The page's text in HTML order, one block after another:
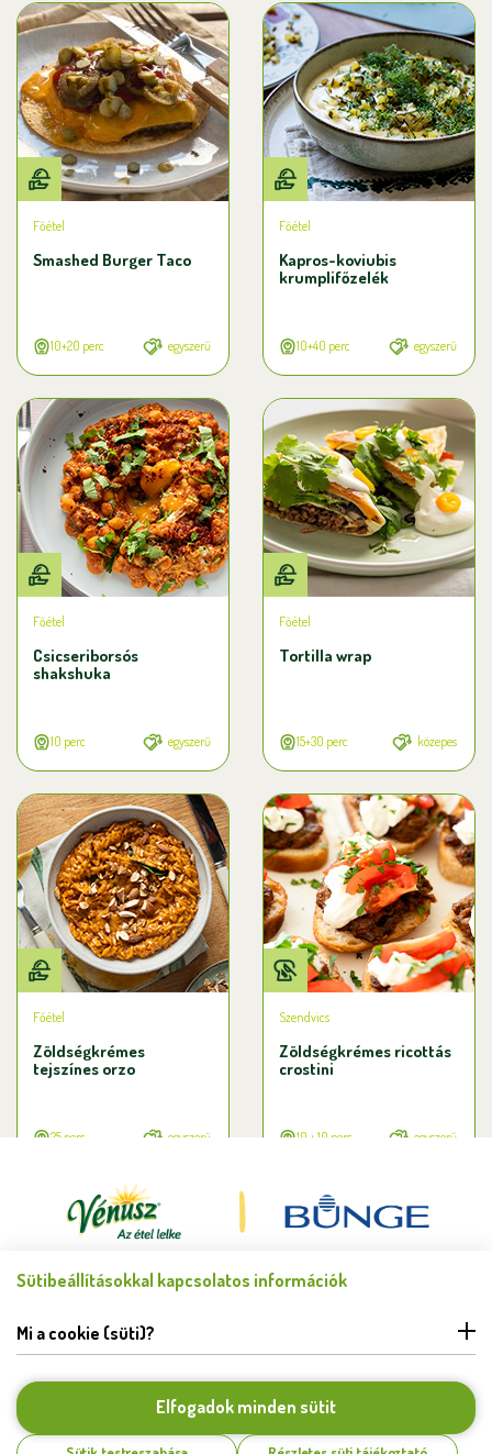
Sütibeállításokkal kapcsolatos információk
Mi a cookie (süti)?
Elfogadok minden sütit
Főétel
Smashed Burger Taco
10+20 perc egyszerű
Főétel
Kapros-koviubis
krumplifőzelék
10+40 perc egyszerű
Főétel
Csicseriborsós
shakshuka
10 perc egyszerű
Főétel
Tortilla wrap
15+30 perc közepes
Főétel
Zöldségkrémes
tejszínes orzo
25 perc egyszerű
Szendvics
Zöldségkrémes ricottás
crostini
10 + 10 perc egyszerű
Minden jog fenntartva © Bunge Zrt. 2026.
ADATKEZELÉSI TÁJÉKOZTATÓ
COOKIE BEÁLLÍTÁSOK
KAPCSOLAT